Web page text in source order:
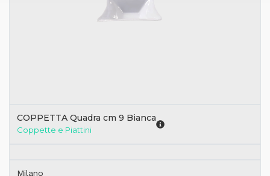
COPPETTA Quadra cm 9 Bianca
Coppette e Piattini
Milano